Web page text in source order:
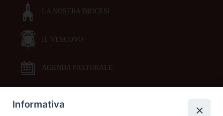
LA NOSTRA DIOCESI
IL VESCOVO
AGENDA PASTORALE
DOCUMENTI PASTORALI
Informativa